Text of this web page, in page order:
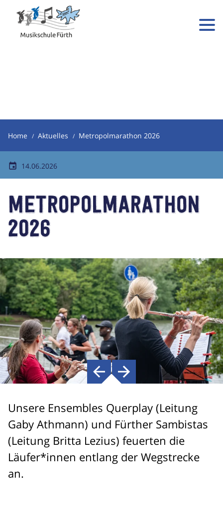
Home Aktuelles Metropolmarathon 2026
14.06.2026
Metropolmarathon
2026
Unsere Ensembles Querplay (Leitung
Gaby Athmann) und Fürther Sambistas
(Leitung Britta Lezius) feuerten die
Läufer*innen entlang der Wegstrecke
an.